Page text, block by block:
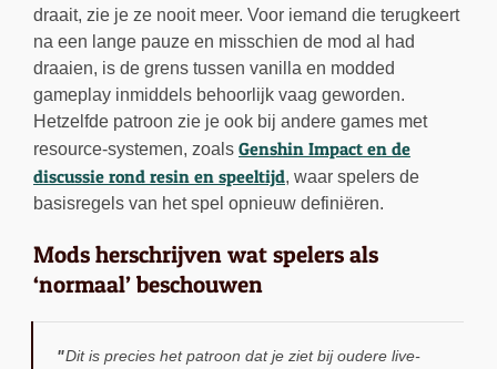
draait, zie je ze nooit meer. Voor iemand die terugkeert
na een lange pauze en misschien de mod al had
draaien, is de grens tussen vanilla en modded
gameplay inmiddels behoorlijk vaag geworden.
Hetzelfde patroon zie je ook bij andere games met
resource-systemen, zoals Genshin Impact en de
discussie rond resin en speeltijd, waar spelers de
basisregels van het spel opnieuw definiëren.
Mods herschrijven wat spelers als
‘normaal’ beschouwen
Dit is precies het patroon dat je ziet bij oudere live-